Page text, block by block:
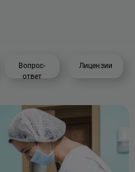
Вопрос-
ответ
Лицензии